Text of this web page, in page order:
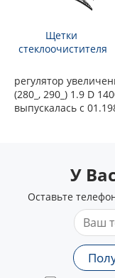
Щетки
стеклоочистителя
регулятор
(280_, 290_) 1.9 D
выпускалась с
У
Оставьте